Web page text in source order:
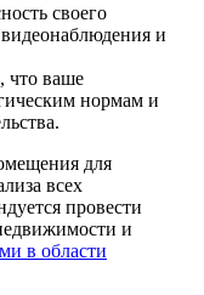
своего
и
что ваше
нормам и
для
всех
провести
и
в области